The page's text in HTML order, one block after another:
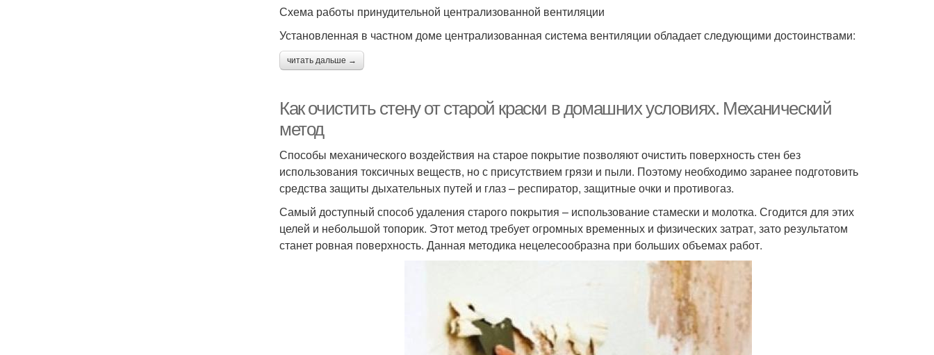
Схема работы принудительной централизованной вентиляции
Установленная в частном доме централизованная система вентиляции обладает следующими достоинствами:
читать дальше →
Как очистить стену от старой краски в домашних условиях. Механический
метод
Способы механического воздействия на старое покрытие позволяют очистить поверхность стен без
использования токсичных веществ, но с присутствием грязи и пыли. Поэтому необходимо заранее подготовить
средства защиты дыхательных путей и глаз – респиратор, защитные очки и противогаз.
Самый доступный способ удаления старого покрытия – использование стамески и молотка. Сгодится для этих
целей и небольшой топорик. Этот метод требует огромных временных и физических затрат, зато результатом
станет ровная поверхность. Данная методика нецелесообразна при больших объемах работ.